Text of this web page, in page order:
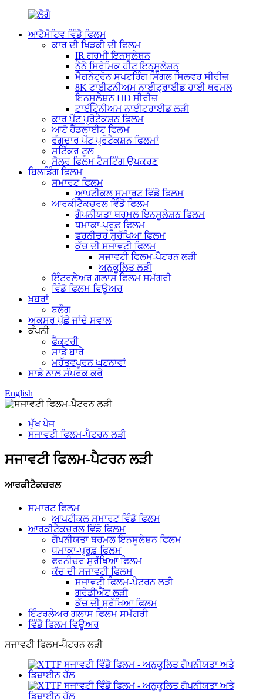
ਆਟੋਮੋਟਿਵ ਵਿੰਡੋ ਫਿਲਮ
ਕਾਰ ਦੀ ਖਿੜਕੀ ਦੀ ਫਿਲਮ
IR ਗਰਮੀ ਇਨਸੂਲੇਸ਼ਨ
ਨੈਨੋ ਸਿਰੇਮਿਕ ਹੀਟ ਇਨਸੂਲੇਸ਼ਨ
ਮੈਗਨੇਟ੍ਰੋਨ ਸਪਟਰਿੰਗ ਸਿੰਗਲ ਸਿਲਵਰ ਸੀਰੀਜ਼
8K ਟਾਈਟਨੀਅਮ ਨਾਈਟ੍ਰਾਈਡ ਹਾਈ ਥਰਮਲ
ਇਨਸੂਲੇਸ਼ਨ HD ਸੀਰੀਜ਼
ਟਾਈਟੇਨੀਅਮ ਨਾਈਟਰਾਈਡ ਲੜੀ
ਕਾਰ ਪੇਂਟ ਪ੍ਰੋਟੈਕਸ਼ਨ ਫਿਲਮ
ਆਟੋ ਹੈੱਡਲਾਈਟ ਫਿਲਮ
ਰੰਗਦਾਰ ਪੇਂਟ ਪ੍ਰੋਟੈਕਸ਼ਨ ਫਿਲਮਾਂ
ਸਟਿੱਕਰ ਟੂਲ
ਸੋਲਰ ਫਿਲਮ ਟੈਸਟਿੰਗ ਉਪਕਰਣ
ਬਿਲਡਿੰਗ ਫਿਲਮ
ਸਮਾਰਟ ਫਿਲਮ
ਆਪਟੀਕਲ ਸਮਾਰਟ ਵਿੰਡੋ ਫਿਲਮ
ਆਰਕੀਟੈਕਚਰਲ ਵਿੰਡੋ ਫਿਲਮ
ਗੋਪਨੀਯਤਾ ਥਰਮਲ ਇਨਸੂਲੇਸ਼ਨ ਫਿਲਮ
ਧਮਾਕਾ-ਪ੍ਰੂਫ਼ ਫਿਲਮ
ਫਰਨੀਚਰ ਸੁਰੱਖਿਆ ਫਿਲਮ
ਕੱਚ ਦੀ ਸਜਾਵਟੀ ਫਿਲਮ
ਸਜਾਵਟੀ ਫਿਲਮ-ਪੈਟਰਨ ਲੜੀ
ਅਨੁਕੂਲਿਤ ਲੜੀ
ਇੰਟਰਲੇਅਰ ਗਲਾਸ ਫਿਲਮ ਸਮੱਗਰੀ
ਵਿੰਡੋ ਫਿਲਮ ਵਿਊਅਰ
ਖ਼ਬਰਾਂ
ਬਲੌਗ
ਅਕਸਰ ਪੁੱਛੇ ਜਾਂਦੇ ਸਵਾਲ
ਕੰਪਨੀ
ਫੈਕਟਰੀ
ਸਾਡੇ ਬਾਰੇ
ਮਹੱਤਵਪੂਰਨ ਘਟਨਾਵਾਂ
ਸਾਡੇ ਨਾਲ ਸੰਪਰਕ ਕਰੋ
English
ਮੁੱਖ ਪੇਜ
ਸਜਾਵਟੀ ਫਿਲਮ-ਪੈਟਰਨ ਲੜੀ
ਸਜਾਵਟੀ ਫਿਲਮ-ਪੈਟਰਨ ਲੜੀ
ਆਰਕੀਟੈਕਚਰਲ
ਸਮਾਰਟ ਫਿਲਮ
ਆਪਟੀਕਲ ਸਮਾਰਟ ਵਿੰਡੋ ਫਿਲਮ
ਆਰਕੀਟੈਕਚਰਲ ਵਿੰਡੋ ਫਿਲਮ
ਗੋਪਨੀਯਤਾ ਥਰਮਲ ਇਨਸੂਲੇਸ਼ਨ ਫਿਲਮ
ਧਮਾਕਾ-ਪ੍ਰੂਫ਼ ਫਿਲਮ
ਫਰਨੀਚਰ ਸੁਰੱਖਿਆ ਫਿਲਮ
ਕੱਚ ਦੀ ਸਜਾਵਟੀ ਫਿਲਮ
ਸਜਾਵਟੀ ਫਿਲਮ-ਪੈਟਰਨ ਲੜੀ
ਗਰੇਡੀਐਂਟ ਲੜੀ
ਕੱਚ ਦੀ ਸੁਰੱਖਿਆ ਫਿਲਮ
ਇੰਟਰਲੇਅਰ ਗਲਾਸ ਫਿਲਮ ਸਮੱਗਰੀ
ਵਿੰਡੋ ਫਿਲਮ ਵਿਊਅਰ
ਸਜਾਵਟੀ ਫਿਲਮ-ਪੈਟਰਨ ਲੜੀ